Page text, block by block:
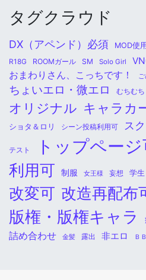
タグクラウド
DX（アペンド）必須 MOD使
R18G ROOMガール SM Solo Girl
おまわりさん、こっちです！
ちょいエロ・微エロ むちむち
オリジナル キャラカ
ショタ＆ロリ シーン投稿利用可 ス
テスト トップペー
利用可 制服 女王様 妄想 学生
改変可 改造再配布
版権・版権キャラ
詰め合わせ 金髪 露出 非エロ Ｂ